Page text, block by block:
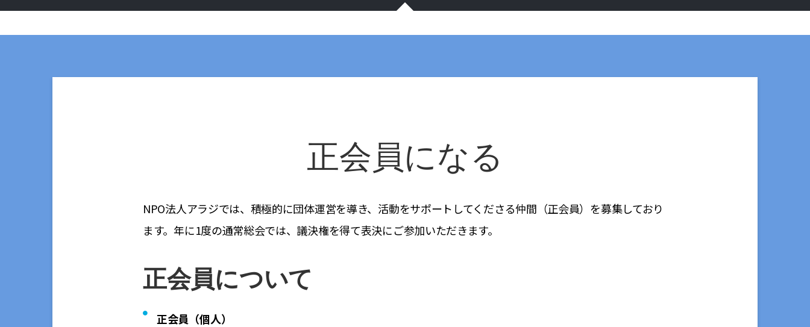
正会員になる
NPO法人アラジでは、積極的に団体運営を導き、活動をサポートしてくださる仲間（正会員）を募集しており
ます。年に1度の通常総会では、議決権を得て表決にご参加いただきます。
正会員について
正会員（個人）